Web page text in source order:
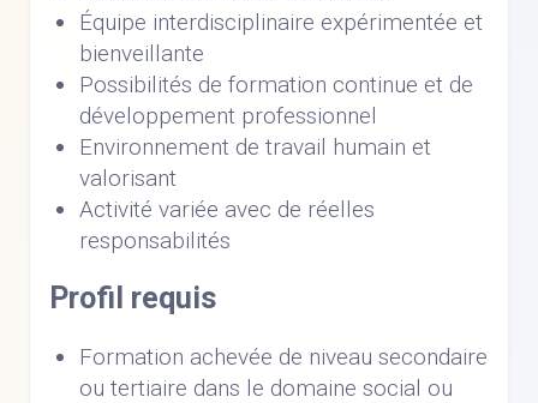
Équipe interdisciplinaire expérimentée et
bienveillante
Possibilités de formation continue et de
développement professionnel
Environnement de travail humain et
valorisant
Activité variée avec de réelles
responsabilités
Profil requis
Formation achevée de niveau secondaire
ou tertiaire dans le domaine social ou